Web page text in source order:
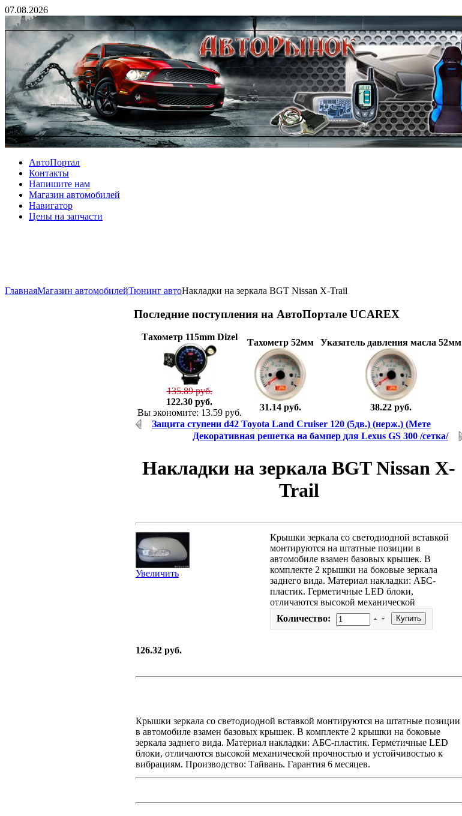
07.08.2026
АвтоПортал
Контакты
Напишите нам
Магазин автомобилей
Навигатор
Цены на запчасти
ГлавнаяМагазин автомобилейТюнинг автоНакладки на зеркала BGT Nissan X-Trail
Последние поступления на АвтоПортале UCAREX
Тахометр 115mm Dizel
135.89 руб.
122.30 руб.
Вы экономите: 13.59 руб.
Тахометр 52мм
31.14 руб.
Указатель давления масла 52мм
38.22 руб.
Защита ступени d42 Toyota Land Cruiser 120 (5дв.) (нерж.) (Мете
Декоративная решетка на бампер для Lexus GS 300 /сетка/
Накладки на зеркала BGT Nissan X-
Trail
Увеличить
Крышки зеркала со светодиодной вставкой
монтируются на штатные позиции в
автомобиле взамен базовых крышек. В
комплекте 2 крышки на боковые зеркала
заднего вида. Материал накладки: АБС-
пластик. Герметичные LED блоки,
отличаются высокой механической
Количество:
126.32 руб.
Крышки зеркала со светодиодной вставкой монтируются на штатные позиции
в автомобиле взамен базовых крышек. В комплекте 2 крышки на боковые
зеркала заднего вида. Материал накладки: АБС-пластик. Герметичные LED
блоки, отличаются высокой механической прочностью и устойчивостью к
вибрациям. Производство: Тайвань. Гарантия 6 месяцев.